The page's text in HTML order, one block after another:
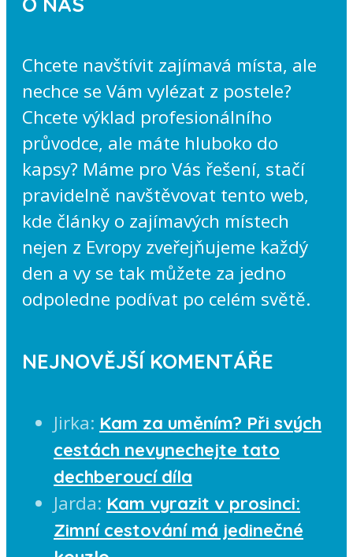
Chcete navštívit zajímavá místa, ale
nechce se Vám vylézat z postele?
Chcete výklad profesionálního
průvodce, ale máte hluboko do
kapsy? Máme pro Vás řešení, stačí
pravidelně navštěvovat tento web,
kde články o zajímavých místech
nejen z Evropy zveřejňujeme každý
den a vy se tak můžete za jedno
odpoledne podívat po celém světě.
NEJNOVĚJŠÍ KOMENTÁŘE
Jirka: Kam za uměním? Při svých
cestách nevynechejte tato
dechberoucí díla
Jarda: Kam vyrazit v prosinci:
Zimní cestování má jedinečné